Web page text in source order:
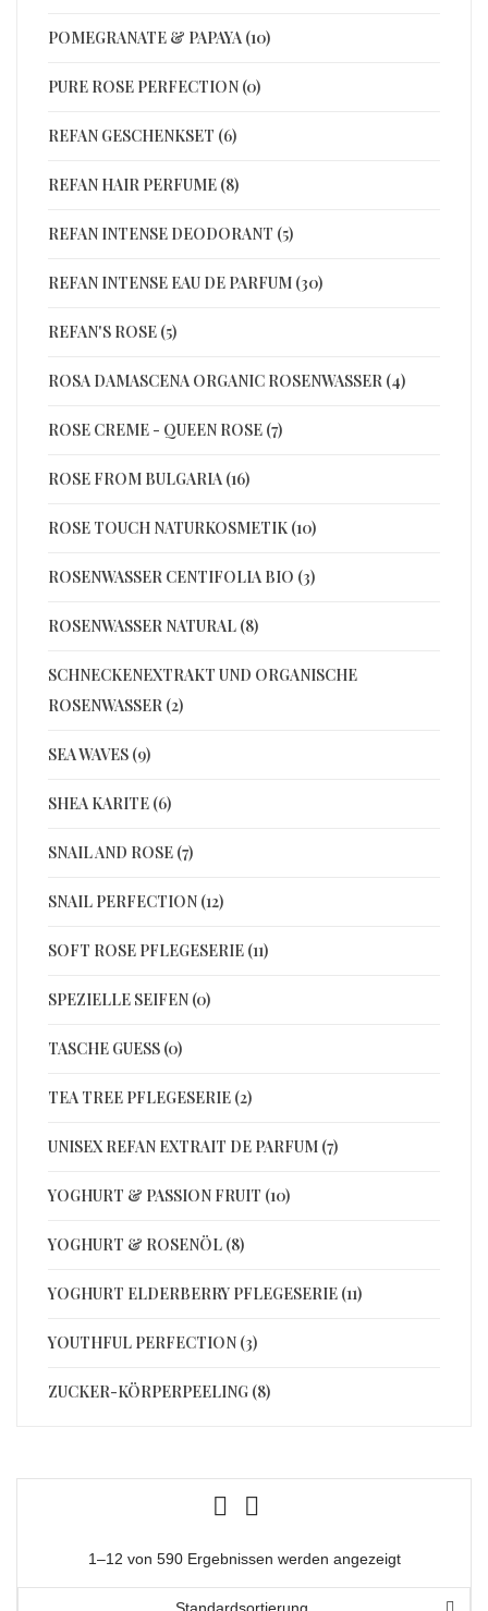
POMEGRANATE & PAPAYA (10)
PURE ROSE PERFECTION (0)
REFAN GESCHENKSET (6)
REFAN HAIR PERFUME (8)
REFAN INTENSE DEODORANT (5)
REFAN INTENSE EAU DE PARFUM (30)
REFAN'S ROSE (5)
ROSA DAMASCENA ORGANIC ROSENWASSER (4)
ROSE CREME - QUEEN ROSE (7)
ROSE FROM BULGARIA (16)
ROSE TOUCH NATURKOSMETIK (10)
ROSENWASSER CENTIFOLIA BIO (3)
ROSENWASSER NATURAL (8)
SCHNECKENEXTRAKT UND ORGANISCHE
ROSENWASSER (2)
SEA WAVES (9)
SHEA KARITE (6)
SNAIL AND ROSE (7)
SNAIL PERFECTION (12)
SOFT ROSE PFLEGESERIE (11)
SPEZIELLE SEIFEN (0)
TASCHE GUESS (0)
TEA TREE PFLEGESERIE (2)
UNISEX REFAN EXTRAIT DE PARFUM (7)
YOGHURT & PASSION FRUIT (10)
YOGHURT & ROSENÖL (8)
YOGHURT ELDERBERRY PFLEGESERIE (11)
YOUTHFUL PERFECTION (3)
ZUCKER-KÖRPERPEELING (8)
1–12 von 590 Ergebnissen werden angezeigt